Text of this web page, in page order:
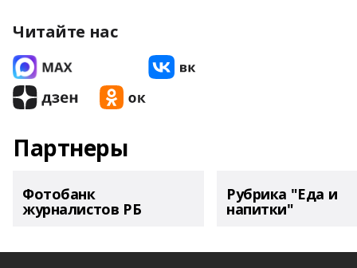
Читайте нас
Партнеры
Фотобанк
журналистов РБ
Рубрика "Еда и
напитки"